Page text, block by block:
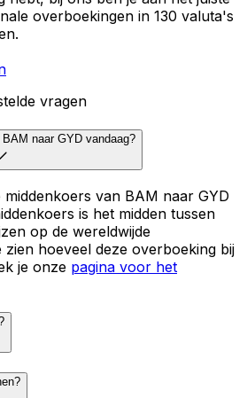
overboekingen in 130 valuta's
vragen
naar GYD vandaag?
middenkoers van BAM naar GYD
is het midden tussen
op de wereldwijde
zien hoeveel deze overboeking bij
je onze pagina voor het